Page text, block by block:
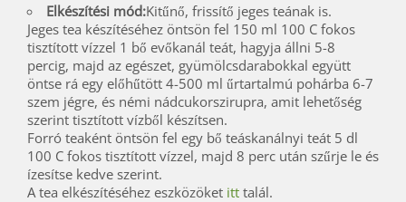
Elkészítési mód:Kitűnő, frissítő jeges teának is.
Jeges tea készítéséhez öntsön fel 150 ml 100 C fokos
tisztított vízzel 1 bő evőkanál teát, hagyja állni 5-8
percig, majd az egészet, gyümölcsdarabokkal együtt
öntse rá egy előhűtött 4-500 ml űrtartalmú pohárba 6-7
szem jégre, és némi nádcukorszirupra, amit lehetőség
szerint tisztított vízből készítsen.
Forró teaként öntsön fel egy bő teáskanálnyi teát 5 dl
100 C fokos tisztított vízzel, majd 8 perc után szűrje le és
ízesítse kedve szerint.
A tea elkészítéséhez eszközöket itt talál.